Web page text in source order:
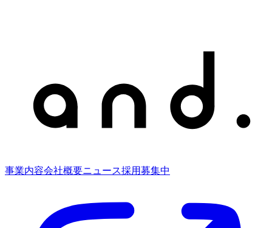
事業内容会社概要ニュース採用募集中